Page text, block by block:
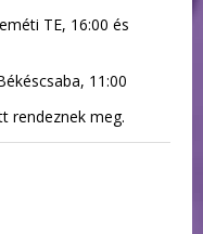
TE, 16:00 és
11:00
rendeznek meg.